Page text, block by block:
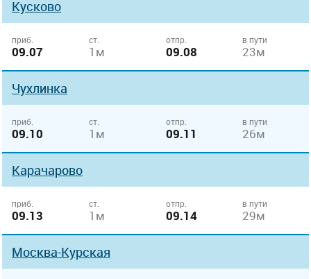
Кусково
приб.
09.07
ст.
1м
отпр.
09.08
в пути
23м
Чухлинка
приб.
09.10
ст.
1м
отпр.
09.11
в пути
26м
Карачарово
приб.
09.13
ст.
1м
отпр.
09.14
в пути
29м
Москва-Курская